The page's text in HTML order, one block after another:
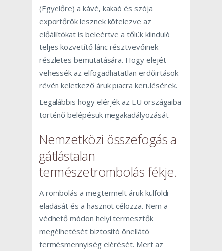
(Egyelőre) a kávé, kakaó és szója
exportőrök lesznek kötelezve az
előállítókat is beleértve a tőlük kiinduló
teljes közvetítő lánc résztvevőinek
részletes bemutatására. Hogy elejét
vehessék az elfogadhatatlan erdőirtások
révén keletkező áruk piacra kerülésének.
Legalábbis hogy elérjék az EU országaiba
történő belépésük megakadályozását.
Nemzetközi összefogás a
gátlástalan
természetrombolás fékje.
A rombolás a megtermelt áruk külföldi
eladását és a hasznot célozza. Nem a
védhető módon helyi termesztők
megélhetését biztosító önellátó
termésmennyiség elérését. Mert az